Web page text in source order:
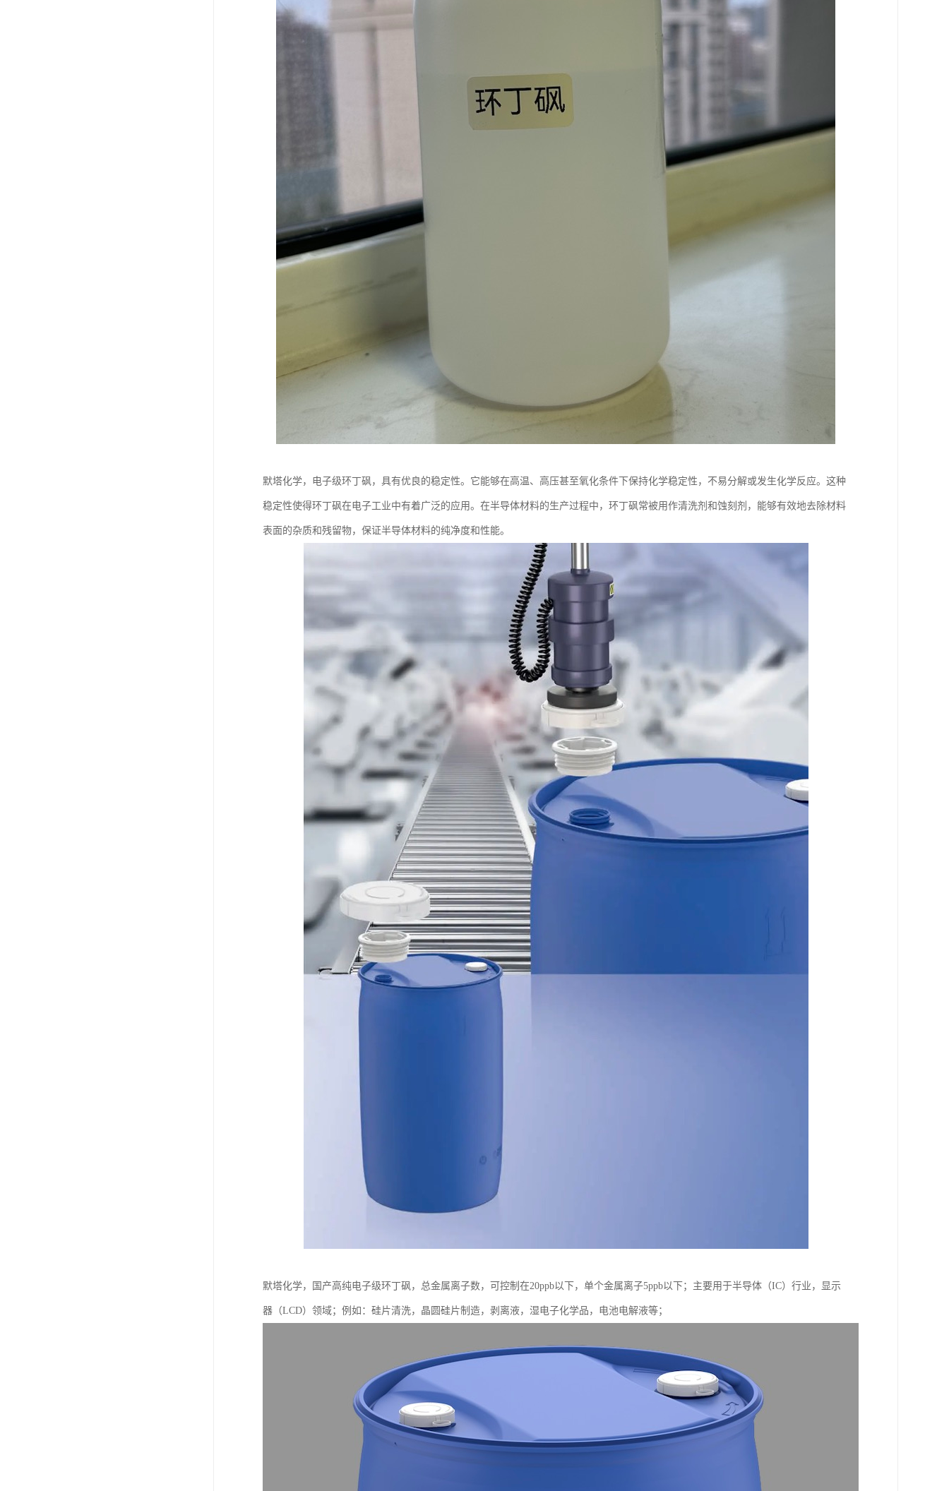
默塔化学，电子级环丁砜，具有优良的稳定性。它能够在高温、高压甚至氧化条件下保持化学稳定性，不易分解或发生化学反应。这种
稳定性使得环丁砜在电子工业中有着广泛的应用。在半导体材料的生产过程中，环丁砜常被用作清洗剂和蚀刻剂，能够有效地去除材料
表面的杂质和残留物，保证半导体材料的纯净度和性能。
默塔化学，国产高纯电子级环丁砜，总金属离子数，可控制在20ppb以下，单个金属离子5ppb以下；主要用于半导体（IC）行业，显示
器（LCD）领域；例如：硅片清洗，晶圆硅片制造，剥离液，湿电子化学品，电池电解液等；